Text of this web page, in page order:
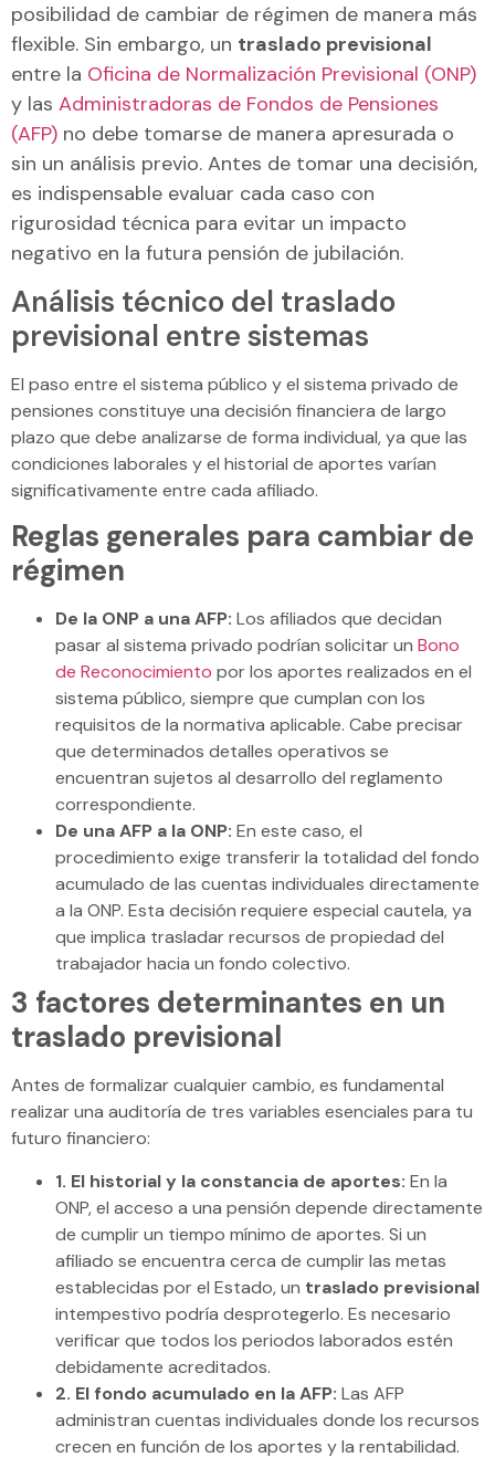
posibilidad de cambiar de régimen de manera más
flexible. Sin embargo, un traslado previsional
entre la Oficina de Normalización Previsional (ONP)
y las Administradoras de Fondos de Pensiones
(AFP) no debe tomarse de manera apresurada o
sin un análisis previo. Antes de tomar una decisión,
es indispensable evaluar cada caso con
rigurosidad técnica para evitar un impacto
negativo en la futura pensión de jubilación.
Análisis técnico del traslado
previsional entre sistemas
El paso entre el sistema público y el sistema privado de
pensiones constituye una decisión financiera de largo
plazo que debe analizarse de forma individual, ya que las
condiciones laborales y el historial de aportes varían
significativamente entre cada afiliado.
Reglas generales para cambiar de
régimen
De la ONP a una AFP: Los afiliados que decidan
pasar al sistema privado podrían solicitar un Bono
de Reconocimiento por los aportes realizados en el
sistema público, siempre que cumplan con los
requisitos de la normativa aplicable. Cabe precisar
que determinados detalles operativos se
encuentran sujetos al desarrollo del reglamento
correspondiente.
De una AFP a la ONP: En este caso, el
procedimiento exige transferir la totalidad del fondo
acumulado de las cuentas individuales directamente
a la ONP. Esta decisión requiere especial cautela, ya
que implica trasladar recursos de propiedad del
trabajador hacia un fondo colectivo.
3 factores determinantes en un
traslado previsional
Antes de formalizar cualquier cambio, es fundamental
realizar una auditoría de tres variables esenciales para tu
futuro financiero:
1. El historial y la constancia de aportes: En la
ONP, el acceso a una pensión depende directamente
de cumplir un tiempo mínimo de aportes. Si un
afiliado se encuentra cerca de cumplir las metas
establecidas por el Estado, un traslado previsional
intempestivo podría desprotegerlo. Es necesario
verificar que todos los periodos laborados estén
debidamente acreditados.
2. El fondo acumulado en la AFP: Las AFP
administran cuentas individuales donde los recursos
crecen en función de los aportes y la rentabilidad.